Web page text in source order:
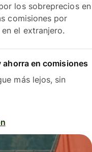
los sobreprecios en
comisiones por
el extranjero.
ahorra en comisiones
más lejos, sin